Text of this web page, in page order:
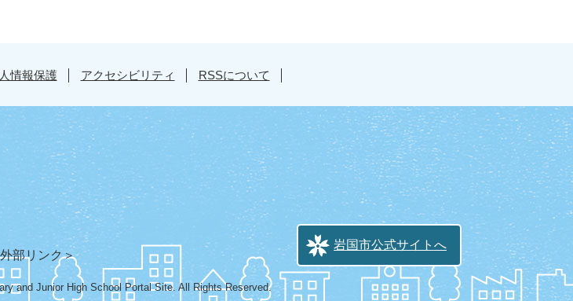
情報保護 アクセシビリティ RSSについて
部リンク＞
岩国市公式サイトへ
and Junior High School Portal Site. All Rights Reserved.